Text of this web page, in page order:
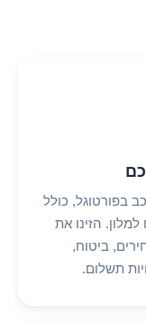
בפורטוגל, כולל
הזינו את
ביטוח,
תשלום.